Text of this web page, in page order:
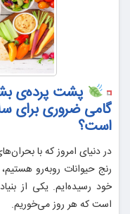
پشت پرده‌ی
گامی ضروری برای
است؟
در دنیای امروز که با
رنج حیوانات روبه‌رو
خود رسیده‌ایم. یکی از
است که هر روز می‌خوریم.